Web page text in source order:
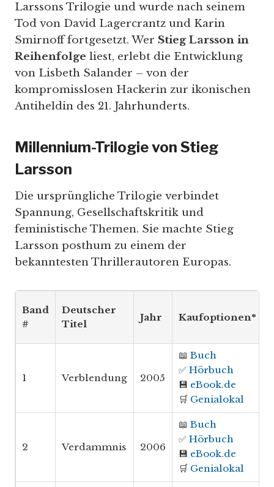
Larssons Trilogie und wurde nach seinem
Tod von David Lagercrantz und Karin
Smirnoff fortgesetzt. Wer Stieg Larsson in
Reihenfolge liest, erlebt die Entwicklung
von Lisbeth Salander – von der
kompromisslosen Hackerin zur ikonischen
Antiheldin des 21. Jahrhunderts.
Millennium-Trilogie von Stieg
Larsson
Die ursprüngliche Trilogie verbindet
Spannung, Gesellschaftskritik und
feministische Themen. Sie machte Stieg
Larsson posthum zu einem der
bekanntesten Thrillerautoren Europas.
Band
#
Deutscher
Titel
Jahr Kaufoptionen*
1 Verblendung 2005
📖 Buch
✅ Hörbuch
💾 eBook.de
🛒 Genialokal
2 Verdammnis 2006
📖 Buch
✅ Hörbuch
💾 eBook.de
🛒 Genialokal